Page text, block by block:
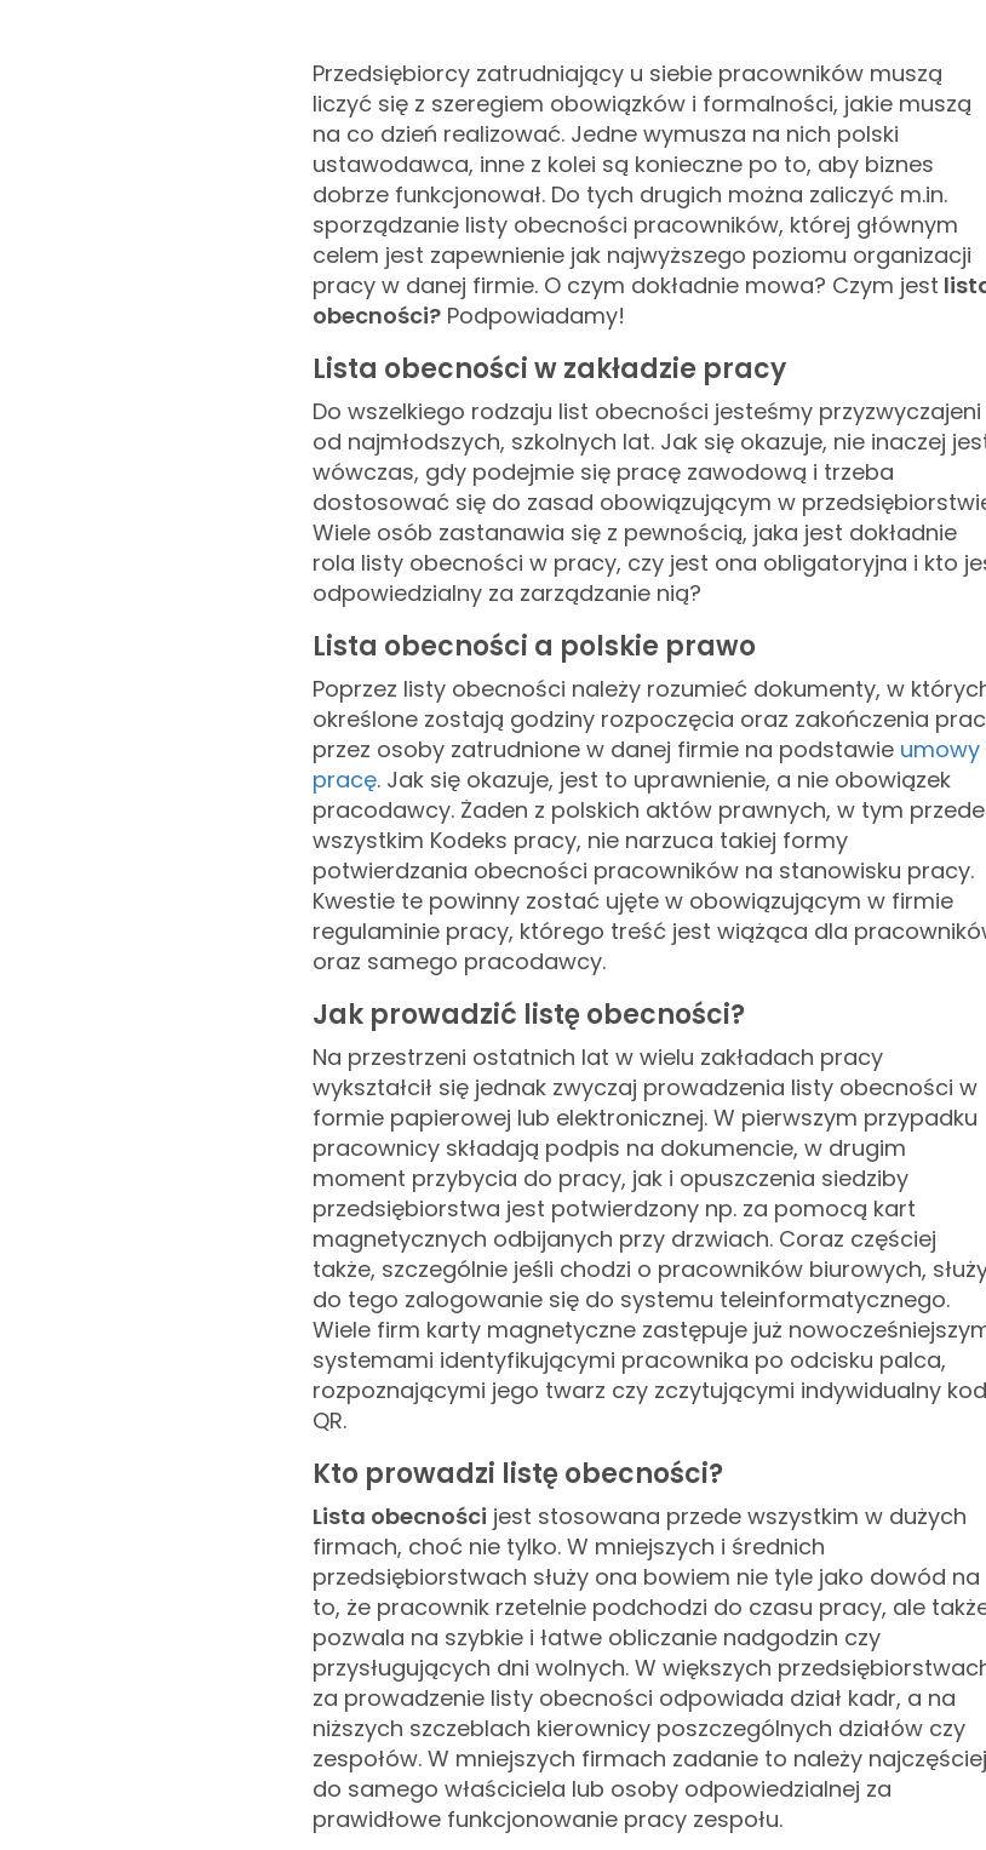
Przedsiębiorcy zatrudniający u siebie pracowników muszą
liczyć się z szeregiem obowiązków i formalności, jakie muszą
na co dzień realizować. Jedne wymusza na nich polski
ustawodawca, inne z kolei są konieczne po to, aby biznes
dobrze funkcjonował. Do tych drugich można zaliczyć m.in.
sporządzanie listy obecności pracowników, której głównym
celem jest zapewnienie jak najwyższego poziomu organizacji
pracy w danej firmie. O czym dokładnie mowa? Czym jest
obecności?Podpowiadamy!
Lista obecności w zakładzie pracy
Do wszelkiego rodzaju list obecności jesteśmy przyzwyczajeni
od najmłodszych, szkolnych lat. Jak się okazuje, nie inaczej
wówczas, gdy podejmie się pracę zawodową i trzeba
dostosować się do zasad obowiązującym w
Wiele osób zastanawia się z pewnością, jaka jest dokładnie
rola listy obecności w pracy, czy jest ona obligatoryjna i kto
odpowiedzialny za zarządzanie nią?
Lista obecności a polskie prawo
Poprzez listy obecności należy rozumieć dokumenty, w
określone zostają godziny rozpoczęcia oraz zakończenia
przez osoby zatrudnione w danej firmie na podstawie umowy
pracę. Jak się okazuje, jest to uprawnienie, a nie obowiązek
pracodawcy. Żaden z polskich aktów prawnych, w tym przede
wszystkim Kodeks pracy, nie narzuca takiej formy
potwierdzania obecności pracowników na stanowisku pracy.
Kwestie te powinny zostać ujęte w obowiązującym w firmie
regulaminie pracy, którego treść jest wiążąca dla
oraz samego pracodawcy.
Jak prowadzić listę obecności?
Na przestrzeni ostatnich lat w wielu zakładach pracy
wykształcił się jednak zwyczaj prowadzenia listy obecności w
formie papierowej lub elektronicznej. W pierwszym przypadku
pracownicy składają podpis na dokumencie, w drugim
moment przybycia do pracy, jak i opuszczenia siedziby
przedsiębiorstwa jest potwierdzony np. za pomocą kart
magnetycznych odbijanych przy drzwiach. Coraz częściej
także, szczególnie jeśli chodzi o pracowników biurowych,
do tego zalogowanie się do systemu teleinformatycznego.
Wiele firm karty magnetyczne zastępuje już
systemami identyfikującymi pracownika po odcisku palca,
rozpoznającymi jego twarz czy zczytującymi indywidualny kod
QR.
Kto prowadzi listę obecności?
Lista obecności jest stosowana przede wszystkim w dużych
firmach, choć nie tylko. W mniejszych i średnich
przedsiębiorstwach służy ona bowiem nie tyle jako dowód na
to, że pracownik rzetelnie podchodzi do czasu pracy, ale
pozwala na szybkie i łatwe obliczanie nadgodzin czy
przysługujących dni wolnych. W większych
za prowadzenie listy obecności odpowiada dział kadr, a na
niższych szczeblach kierownicy poszczególnych działów czy
zespołów. W mniejszych firmach zadanie to należy najczęściej
do samego właściciela lub osoby odpowiedzialnej za
prawidłowe funkcjonowanie pracy zespołu.